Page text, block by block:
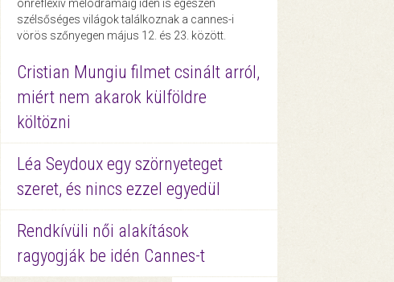
önreflexív melodrámáig idén is egészen
szélsőséges világok találkoznak a cannes-i
vörös szőnyegen május 12. és 23. között.
Cristian Mungiu filmet csinált arról,
miért nem akarok külföldre
költözni
Léa Seydoux egy szörnyeteget
szeret, és nincs ezzel egyedül
Rendkívüli női alakítások
ragyogják be idén Cannes-t